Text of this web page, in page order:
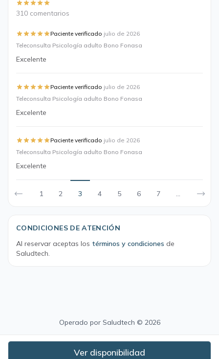
310 comentarios
Paciente verificado·julio de 2026
Teleconsulta Psicología adulto Bono Fonasa
Excelente
Paciente verificado·julio de 2026
Teleconsulta Psicología adulto Bono Fonasa
Excelente
Paciente verificado·julio de 2026
Teleconsulta Psicología adulto Bono Fonasa
Excelente
1 2 3 4 5 6 7 ...
CONDICIONES DE ATENCIÓN
Al reservar aceptas los términos y condiciones de
Saludtech.
Ver disponibilidad
Operado por Saludtech © 2026